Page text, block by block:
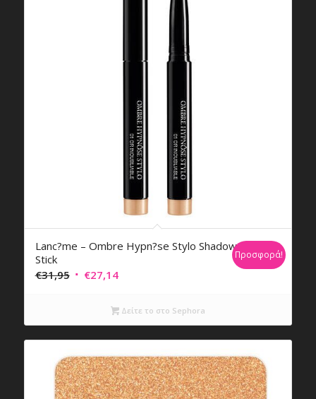
Lanc?me – Ombre Hypn?se Stylo Shadow
Stick
€31,95 Original
€31,95.
€27,14Η
τιμή
είναι:
€27,14.
Προσφορά!
Δείτε το στο Sephora